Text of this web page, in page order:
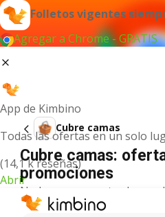
Folletos vigentes
Agregar a Chrome - GRATIS
App de Kimbino
Todas las ofertas en un solo
(14,1 k reseñas)
Abrir
Cubre camas
Cubre camas:
promociones
No hemos encontrado
término.